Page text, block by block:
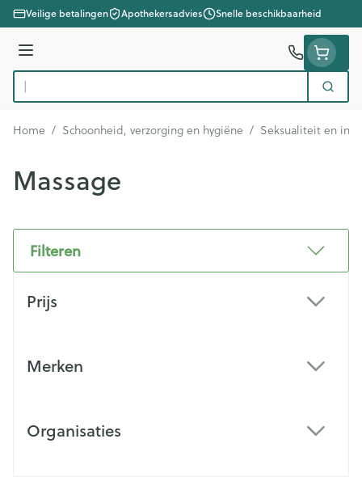
Ga naar de inhoud
Veilige betalingen Apothekersadvies Snelle beschikbaarheid
Menu
Product, merk, categorie... Zoek
Home / Schoonheid, verzorging en hygiëne / Seksualiteit en
Massage
Filteren
Prijs
Merken
Organisaties